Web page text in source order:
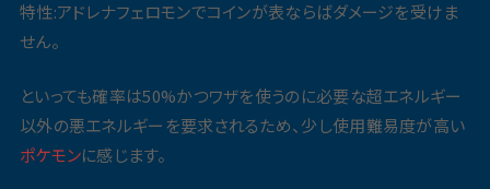
特性:アドレナフェロモンでコインが表ならばダメージを受けま
せん。
といっても確率は50%かつワザを使うのに必要な超エネルギー
以外の悪エネルギーを要求されるため、少し使用難易度が高い
ポケモンに感じます。